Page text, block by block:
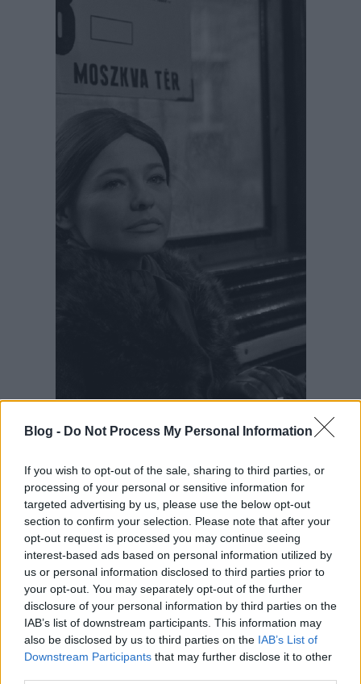
Blog - Do Not Process My Personal Information
If you wish to opt-out of the sale, sharing to third parties, or
processing of your personal or sensitive information for
targeted advertising by us, please use the below opt-out
section to confirm your selection. Please note that after your
opt-out request is processed you may continue seeing
interest-based ads based on personal information utilized by
us or personal information disclosed to third parties prior to
your opt-out. You may separately opt-out of the further
disclosure of your personal information by third parties on the
IAB’s list of downstream participants. This information may
also be disclosed by us to third parties on the IAB’s List of
Downstream Participants that may further disclose it to other